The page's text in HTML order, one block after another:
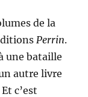
de la
Perrin.
une bataille
autre livre
Et c’est